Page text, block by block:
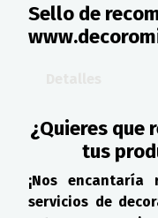
Sello de
¿Quieres que
tus
¡Nos encantaría
servicios de